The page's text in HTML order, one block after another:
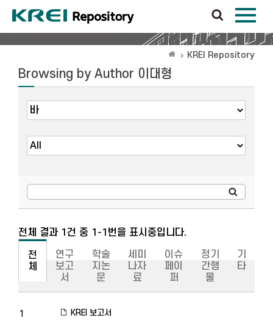
KREI Repository
Browsing by Author 이대형
전체 결과 1건 중 1-1번을 표시중입니다.
전
체
연구
보고
서
학술
지논
문
세미
나자
료
이슈
페이
퍼
정기
간행
물
기
타
1 KREI 보고서